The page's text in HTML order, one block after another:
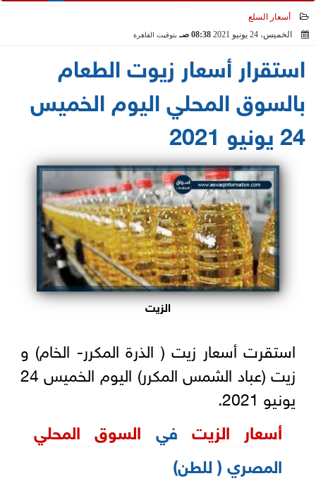
أسعار السلع
الخميس، 24 يونيو 2021
08:38 صـ بتوقيت القاهرة
استقرار أسعار زيوت الطعام
بالسوق المحلي اليوم الخميس
24 يونيو 2021
الزيت
استقرت أسعار زيت ( الذرة المكرر- الخام) و
زيت (عباد الشمس المكرر) اليوم الخميس 24
يونيو 2021.
أسعار الزيت في السوق المحلي
المصري ( للطن)